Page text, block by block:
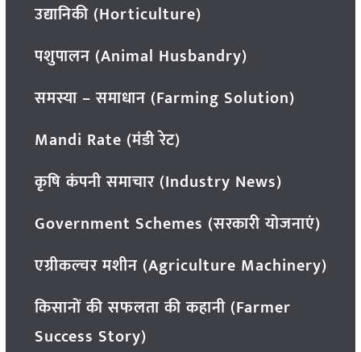
उद्यानिकी (Horticulture)
पशुपालन (Animal Husbandry)
समस्या – समाधान (Farming Solution)
Mandi Rate (मंडी रेट)
कृषि कंपनी समाचार (Industry News)
Government Schemes (सरकारी योजनाएं)
एग्रीकल्चर मशीन (Agriculture Machinery)
किसानों की सफलता की कहानी (Farmer
Success Story)